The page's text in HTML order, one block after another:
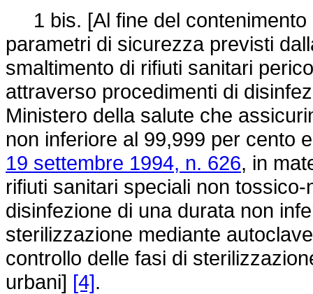
1 bis. [Al fine del contenimento
parametri di sicurezza previsti
smaltimento di rifiuti sanitari
attraverso procedimenti di
Ministero della salute che
non inferiore al 99,999 per cento
19 settembre 1994, n. 626, in
rifiuti sanitari speciali non
disinfezione di una durata non
sterilizzazione mediante
controllo delle fasi di
urbani] [4].